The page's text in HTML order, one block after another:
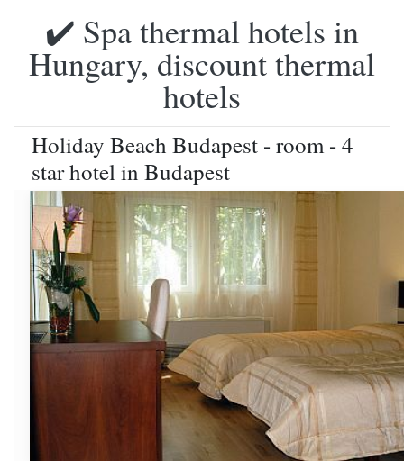
✔️ Spa thermal hotels in
Hungary, discount thermal
hotels
Holiday Beach Budapest - room - 4
star hotel in Budapest